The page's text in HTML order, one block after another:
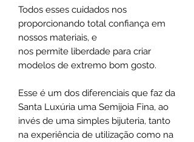
Todos esses cuidados nos
proporcionando total confiança em
nossos materiais, e
nos permite liberdade para criar
modelos de extremo bom gosto.
Esse é um dos diferenciais que faz da
Santa Luxúria uma Semijoia Fina, ao
invés de uma simples bijuteria, tanto
na experiência de utilização como na